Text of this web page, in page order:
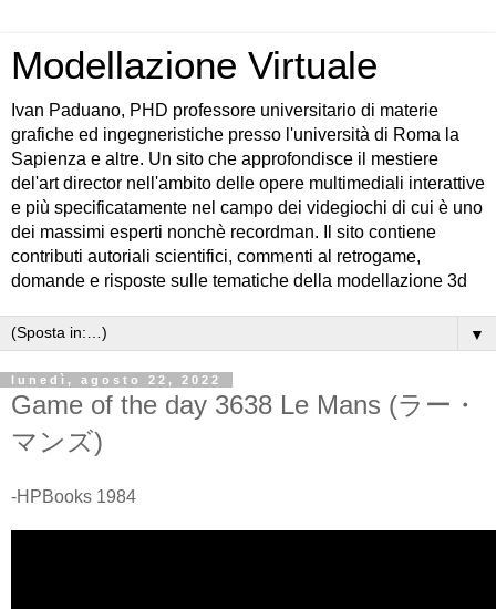
Modellazione Virtuale
Ivan Paduano, PHD professore universitario di materie
grafiche ed ingegneristiche presso l'università di Roma la
Sapienza e altre. Un sito che approfondisce il mestiere
del'art director nell'ambito delle opere multimediali interattive
e più specificatamente nel campo dei videgiochi di cui è uno
dei massimi esperti nonchè recordman. Il sito contiene
contributi autoriali scientifici, commenti al retrogame,
domande e risposte sulle tematiche della modellazione 3d
▼
lunedì, agosto 22, 2022
Game of the day 3638 Le Mans (ラー・
マンズ)
-HPBooks 1984